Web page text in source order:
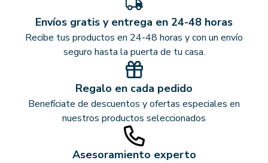
Envíos gratis y entrega en 24-48 horas
Recibe tus productos en 24-48 horas y con un envío
seguro hasta la puerta de tu casa.
Regalo en cada pedido
Benefíciate de descuentos y ofertas especiales en
nuestros productos seleccionados
Asesoramiento experto